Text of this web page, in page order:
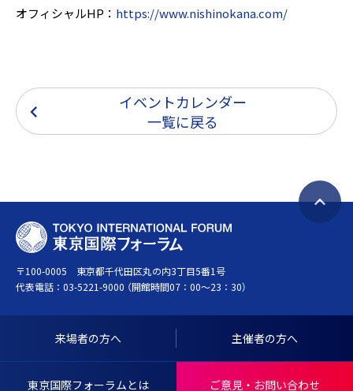
オフィシャルHP： https://www.nishinokana.com/
イベントカレンダー
一覧に戻る
ペ
プ
戻
る
T
O
K
Y
O
N
〒100-0005 東京都千代田区丸の内3丁目5番1号
代表電話： 03-5221-9000 （開館時間07：00～23：30）
来場者の方へ 主催者の方へ
東京国際フォーラムとは ご意見・お問い合わせ